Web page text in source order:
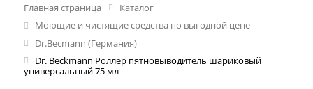
Главная страница
Каталог
Моющие и чистящие средства по выгодной цене
Dr.Becmann (Германия)
Dr. Beckmann Роллер пятновыводитель шариковый
универсальный 75 мл